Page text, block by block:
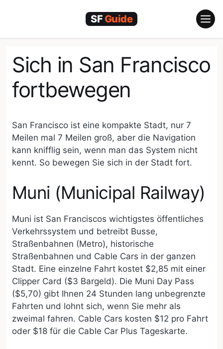
Sich in San Francisco
fortbewegen
San Francisco ist eine kompakte Stadt, nur 7
Meilen mal 7 Meilen groß, aber die Navigation
kann knifflig sein, wenn man das System nicht
kennt. So bewegen Sie sich in der Stadt fort.
Muni (Municipal Railway)
Muni ist San Franciscos wichtigstes öffentliches
Verkehrssystem und betreibt Busse,
Straßenbahnen (Metro), historische
Straßenbahnen und Cable Cars in der ganzen
Stadt. Eine einzelne Fahrt kostet $2,85 mit einer
Clipper Card ($3 Bargeld). Die Muni Day Pass
($5,70) gibt Ihnen 24 Stunden lang unbegrenzte
Fahrten und lohnt sich, wenn Sie mehr als
zweimal fahren. Cable Cars kosten $12 pro Fahrt
oder $18 für die Cable Car Plus Tageskarte.